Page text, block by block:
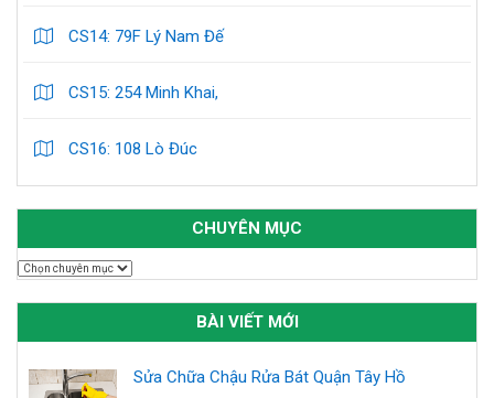
CS14: 79F Lý Nam Đế
CS15: 254 Minh Khai,
CS16: 108 Lò Đúc
CHUYÊN MỤC
Chuyên
BÀI VIẾT MỚI
Sửa Chữa Chậu Rửa Bát Quận Tây Hồ